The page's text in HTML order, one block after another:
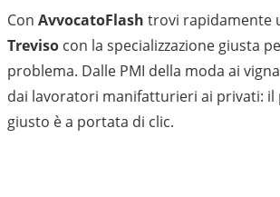
Con AvvocatoFlash trovi rapidamente
Treviso con la specializzazione giusta
problema. Dalle PMI della moda ai
dai lavoratori manifatturieri ai privati: il
giusto è a portata di clic.